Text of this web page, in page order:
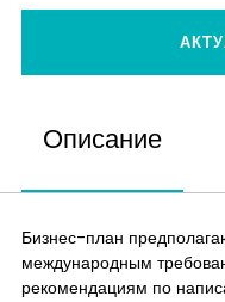
Описание
Бизнес-план
международным
рекомендациям по